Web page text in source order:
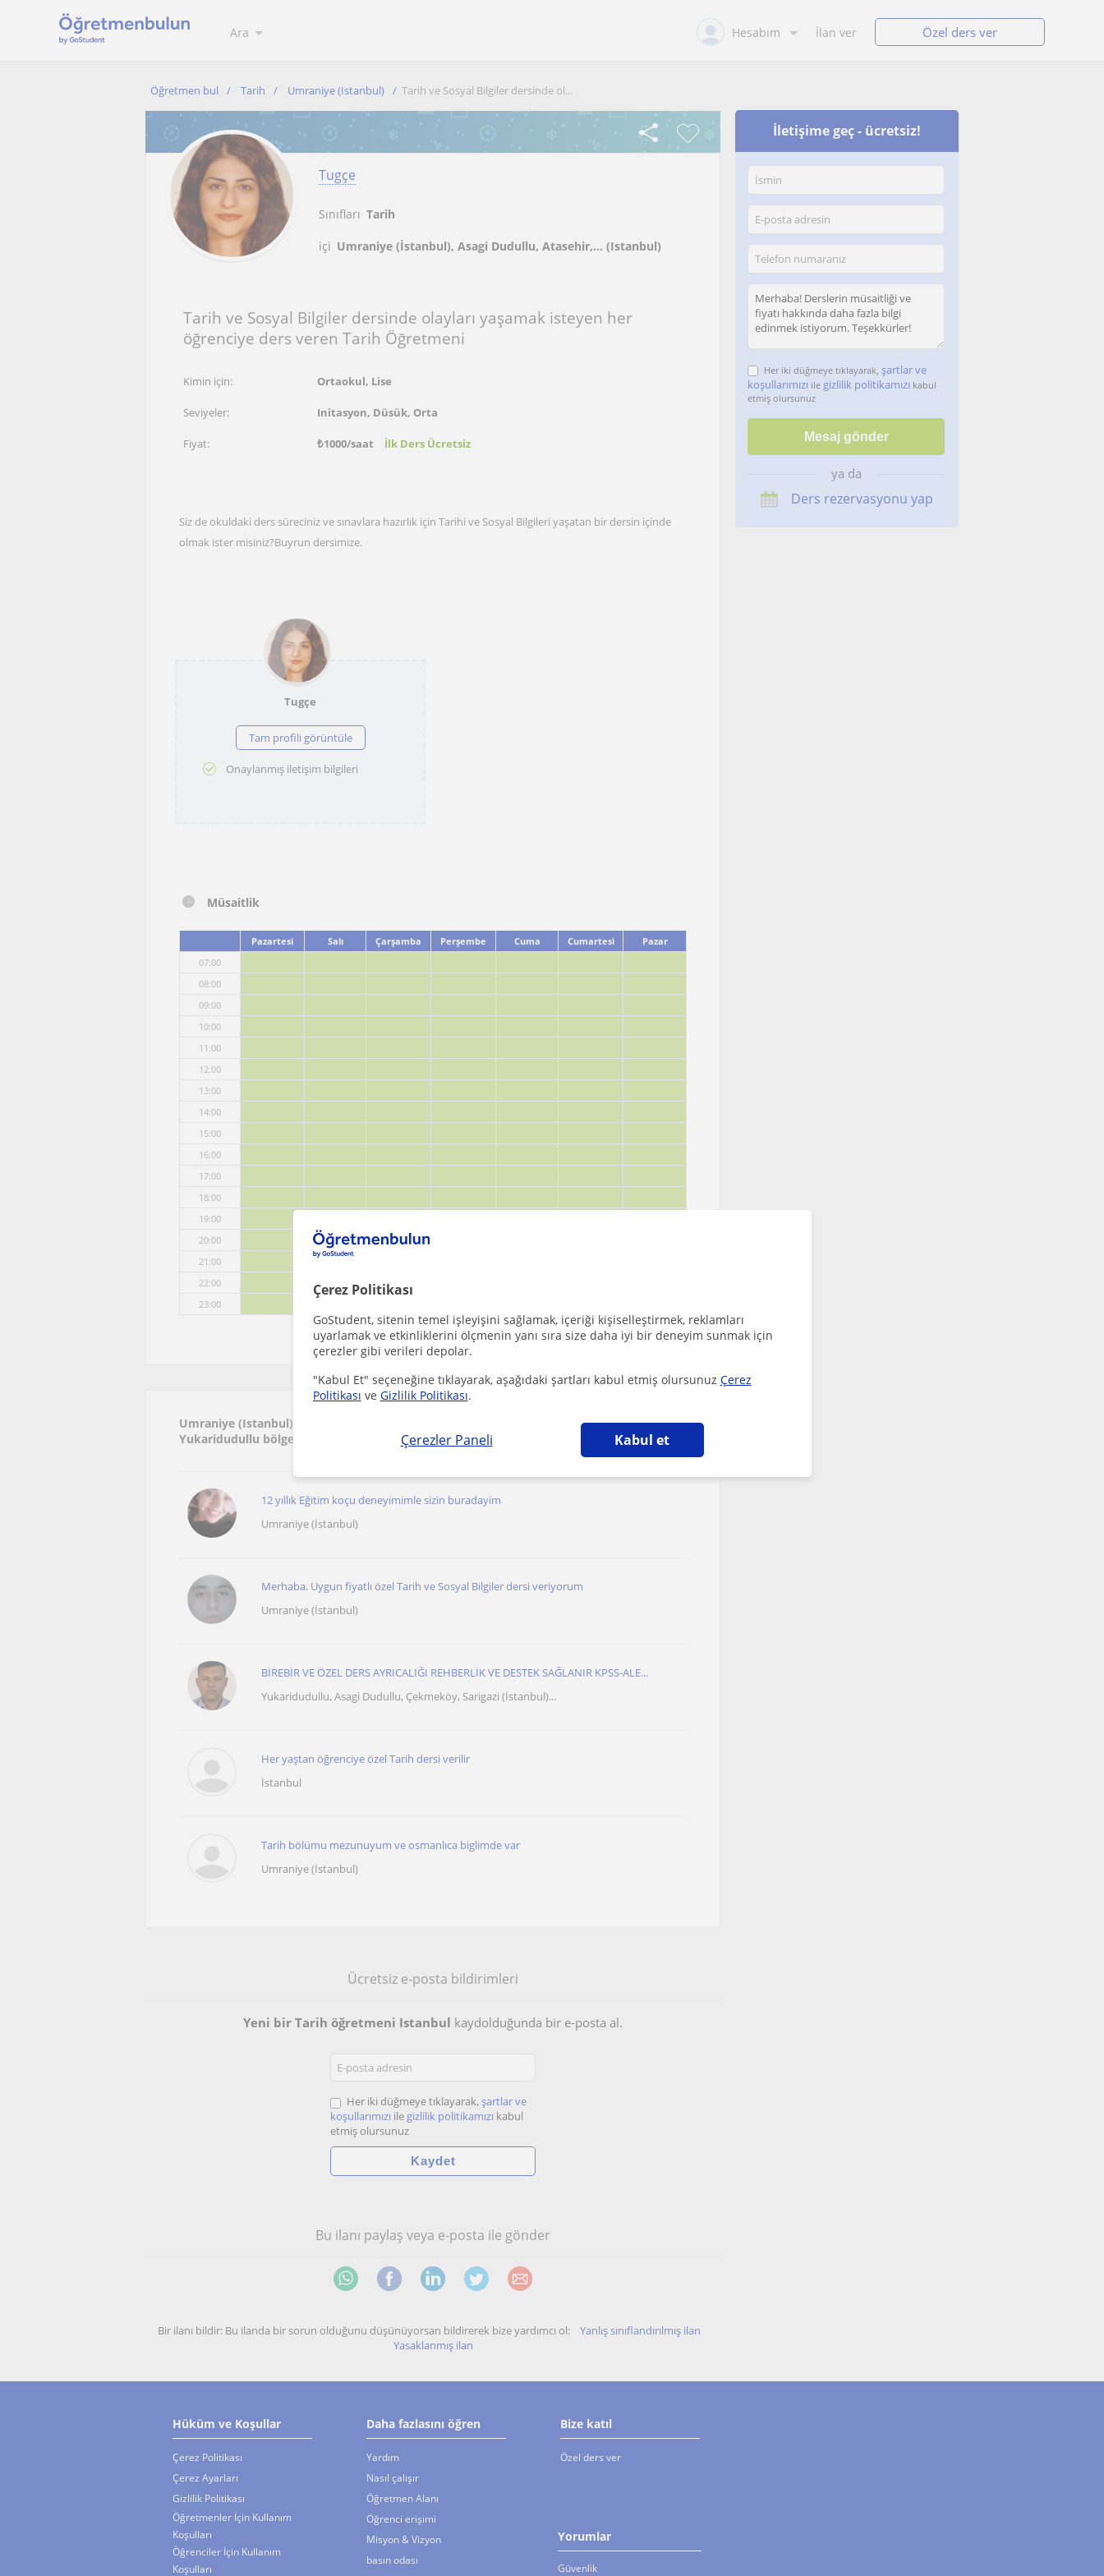
Çerez Politikası
GoStudent, sitenin temel işleyişini sağlamak, içeriği kişiselleştirmek, reklamları
uyarlamak ve etkinliklerini ölçmenin yanı sıra size daha iyi bir deneyim sunmak için
çerezler gibi verileri depolar.
"Kabul Et" seçeneğine tıklayarak, aşağıdaki şartları kabul etmiş olursunuz Çerez
Politikası ve Gizlilik Politikası.
Çerezler Paneli Kabul et
Ara Hesabım İlan ver Özel ders ver
Öğretmen bul Tarih Umraniye (Istanbul) Tarih ve Sosyal Bilgiler dersinde ol...
Tugçe
Sınıfları Tarih
içi Umraniye (İstanbul), Asagi Dudullu, Atasehir,... (Istanbul)
Tarih ve Sosyal Bilgiler dersinde olayları yaşamak isteyen her
öğrenciye ders veren Tarih Öğretmeni
Kimin için: Ortaokul, Lise
Seviyeler: Initasyon, Düsük, Orta
Fiyat: ₺1000/saat İlk Ders Ücretsiz
Siz de okuldaki ders süreciniz ve sınavlara hazırlık için Tarihi ve Sosyal Bilgileri yaşatan bir dersin içinde
olmak ister misiniz?Buyrun dersimize.
Tugçe
Tam profili görüntüle
Onaylanmış iletişim bilgileri
Müsaitlik
Pazartesi Salı Çarşamba Perşembe Cuma Cumartesi
Pazar
07:00
08:00
09:00
10:00
11:00
12:00
13:00
14:00
15:00
16:00
17:00
18:00
19:00
20:00
21:00
22:00
23:00
Umraniye (Istanbul), Asagi Dudullu, Atasehir, Kandilli (Istanbul), Küçükbakkalköy,
Yukaridudullu bölgesinde ilginizi çekebilecek diğer Tarih öğretmenleri
12 yıllık Eğitim koçu deneyimimle sizin buradayim
Umraniye (İstanbul)
Merhaba. Uygun fiyatlı özel Tarih ve Sosyal Bilgiler dersi veriyorum
Umraniye (İstanbul)
BİREBİR VE ÖZEL DERS AYRICALIĞI REHBERLİK VE DESTEK SAĞLANIR KPSS-ALE...
Yukaridudullu, Asagi Dudullu, Çekmeköy, Sarigazi (İstanbul)...
Her yaştan öğrenciye özel Tarih dersi verilir
İstanbul
Tarih bölümu mezunuyum ve osmanlıca biglimde var
Umraniye (İstanbul)
Ücretsiz e-posta bildirimleri
Yeni bir Tarih öğretmeni Istanbul kaydolduğunda bir e-posta al.
Her iki düğmeye tıklayarak, şartlar ve
koşullarımızı ile gizlilik politikamızı kabul
etmiş olursunuz
Bu ilanı paylaş veya e-posta ile gönder
Bir ilanı bildir: Bu ilanda bir sorun olduğunu düşünüyorsan bildirerek bize yardımcı ol: Yanlış sınıflandırılmış ilan
Yasaklanmış ilan
İletişime geç - ücretsiz!
Her iki düğmeye tıklayarak, şartlar ve
koşullarımızı ile gizlilik politikamızı kabul
etmiş olursunuz
ya da
Ders rezervasyonu yap
Hüküm ve Koşullar
Çerez Politikası
Çerez Ayarları
Gizlilik Politikası
Öğretmenler İçin Kullanım
Koşulları
Öğrenciler İçin Kullanım
Koşulları
Daha fazlasını öğren
Yardım
Nasıl çalışır
Öğretmen Alanı
Öğrenci erişimi
Misyon & Vizyon
basın odası
Bize katıl
Özel ders ver
Yorumlar
Güvenlik